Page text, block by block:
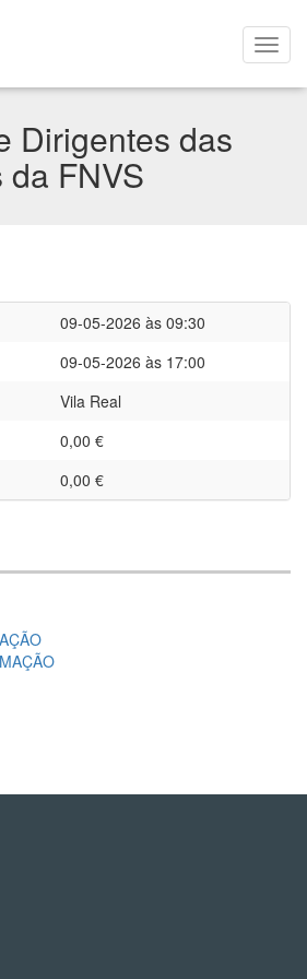
Dirigentes das
FNVS
09-05-2026 às 09:30
09-05-2026 às 17:00
Vila Real
0,00 €
0,00 €